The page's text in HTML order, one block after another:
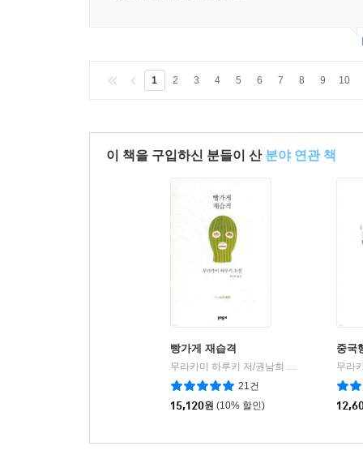
1 2 3 4 5 6 7 8 9 10
이 책을 구입하신 분들이 산 분야 연관 책
빵가게 재습격
무라카미 하루키 저/권남희 역
문학동네
21건
15,120원 (10% 할인)
중국